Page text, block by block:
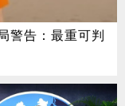
警告：最重可判